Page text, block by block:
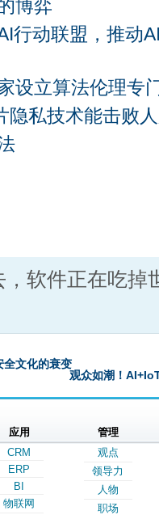
博弈
行动联盟，推动
设立算法伦理专
隐私技术能击败
，软件正在吃掉
全文化的衰变
观众如潮！
应用
CRM
ERP
BI
物联网
管理
观点
领导力
人物
职场